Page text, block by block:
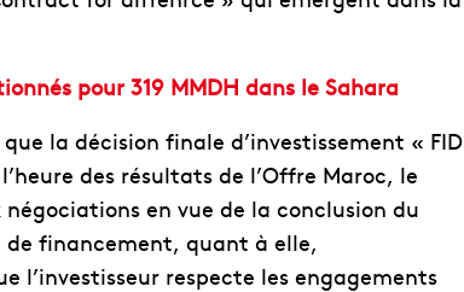
pour 319 MMDH dans le Sahara
la décision finale d’investissement « FID
des résultats de l’Offre Maroc, le
en vue de la conclusion du
financement, quant à elle,
l’investisseur respecte les engagements